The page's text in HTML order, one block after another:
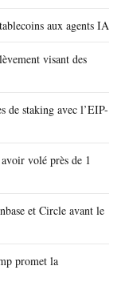
aux agents IA
visant des
de staking avec l’EIP-
volé près de 1
et Circle avant le
promet la